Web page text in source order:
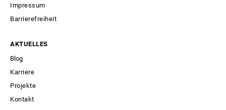
Impressum
Barrierefreiheit
AKTUELLES
Blog
Karriere
Projekte
Kontakt